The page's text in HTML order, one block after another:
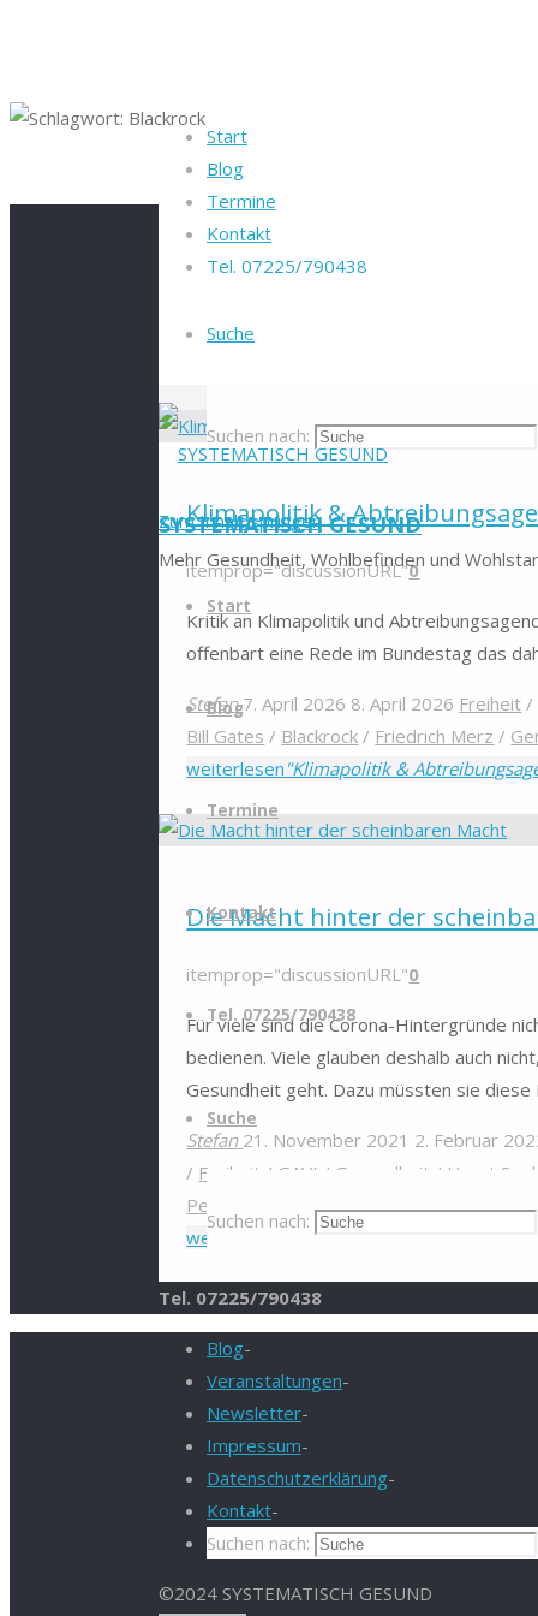
Start
Blog
Termine
Kontakt
Tel. 07225/790438
Suche
Suchen nach:
SYSTEMATISCH GESUND
Mehr Gesundheit, Wohlbefinden und
Zum Inhalt springen
Start
Blog
Termine
Kontakt
Tel. 07225/790438
Suche
Suchen nach:
Startseite
Schlagwort:
Klimapolitik &
itemprop="discussionURL"0
Kritik an Klimapolitik und
offenbart eine Rede im Bundestag das
Stefan 7. April 2026 8. April 2026 Freiheit /
Bill Gates / Blackrock / Friedrich Merz /
weiterlesen "Klimapolitik &
Die Macht hinter der
itemprop="discussionURL"0
Für viele sind die Corona-Hintergründe
bedienen. Viele glauben deshalb auch
Gesundheit geht. Dazu müssten sie
Stefan 21. November 2021 2. Februar
/ Freiheit / GAVI / Gesundheit / Horst
Peter Piot
Pharmaindustrie/
weiterlesen
"Die Macht hinter der
Tel. 07225/790438
Blog-
Veranstaltungen-
Newsletter-
Impressum-
Datenschutzerklärung-
Kontakt-
Suchen nach:
©2024 SYSTEMATISCH GESUND